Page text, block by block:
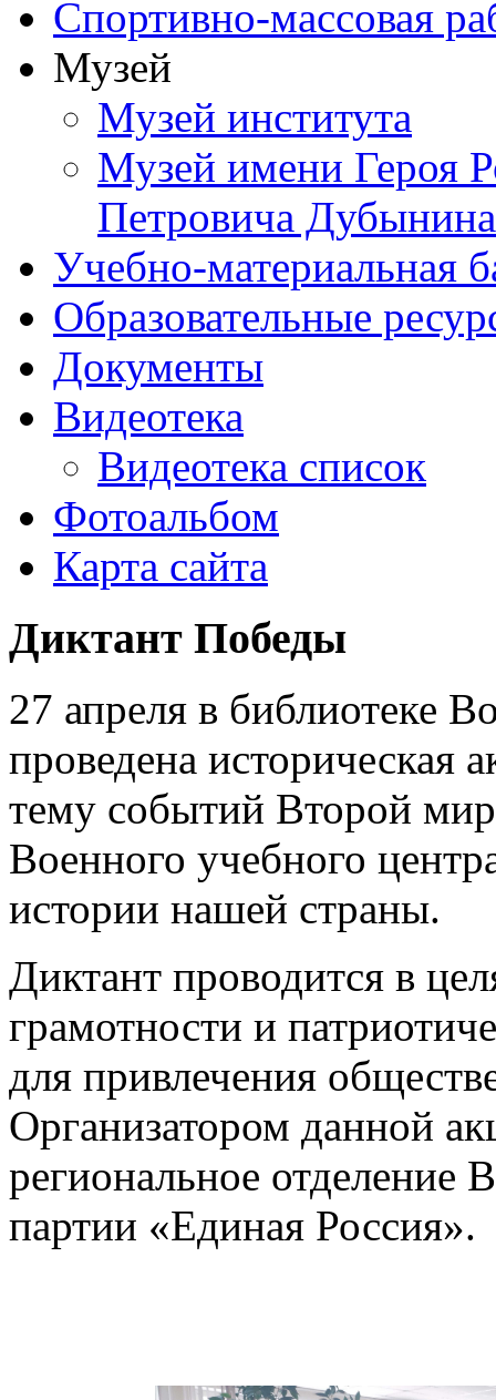
Спортивно-массовая
Музей
Музей института
Музей имени Героя
Петровича Дубынина
Учебно-материальная
Образовательные
Документы
Видеотека
Видеотека список
Фотоальбом
Карта сайта
Диктант Победы
27 апреля в библиотеке
проведена историческая
тему событий Второй
Военного учебного
истории нашей страны.
Диктант проводится в
грамотности и
для привлечения
Организатором данной
региональное отделение
партии «Единая Россия».